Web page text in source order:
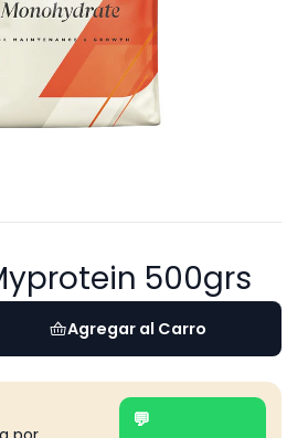
500grs
Agregar al Carro
💬